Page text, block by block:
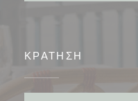
ΚΡΆΤΗΣΗ